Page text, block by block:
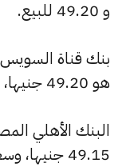
و 49.20 للبيع.
بنك قناة السويس:
هو 49.20 جنيها، وسعر البيع هو 49.30 جنيها.
البنك الأهلي
49.15 جنيها، وسعر البيع 49.25 جنيها.